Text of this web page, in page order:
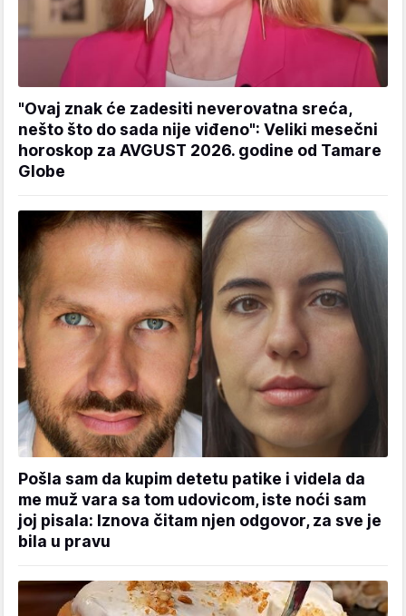
"Ovaj znak će zadesiti neverovatna sreća,
nešto što do sada nije viđeno": Veliki mesečni
horoskop za AVGUST 2026. godine od Tamare
Globe
Pošla sam da kupim detetu patike i videla da
me muž vara sa tom udovicom, iste noći sam
joj pisala: Iznova čitam njen odgovor, za sve je
bila u pravu